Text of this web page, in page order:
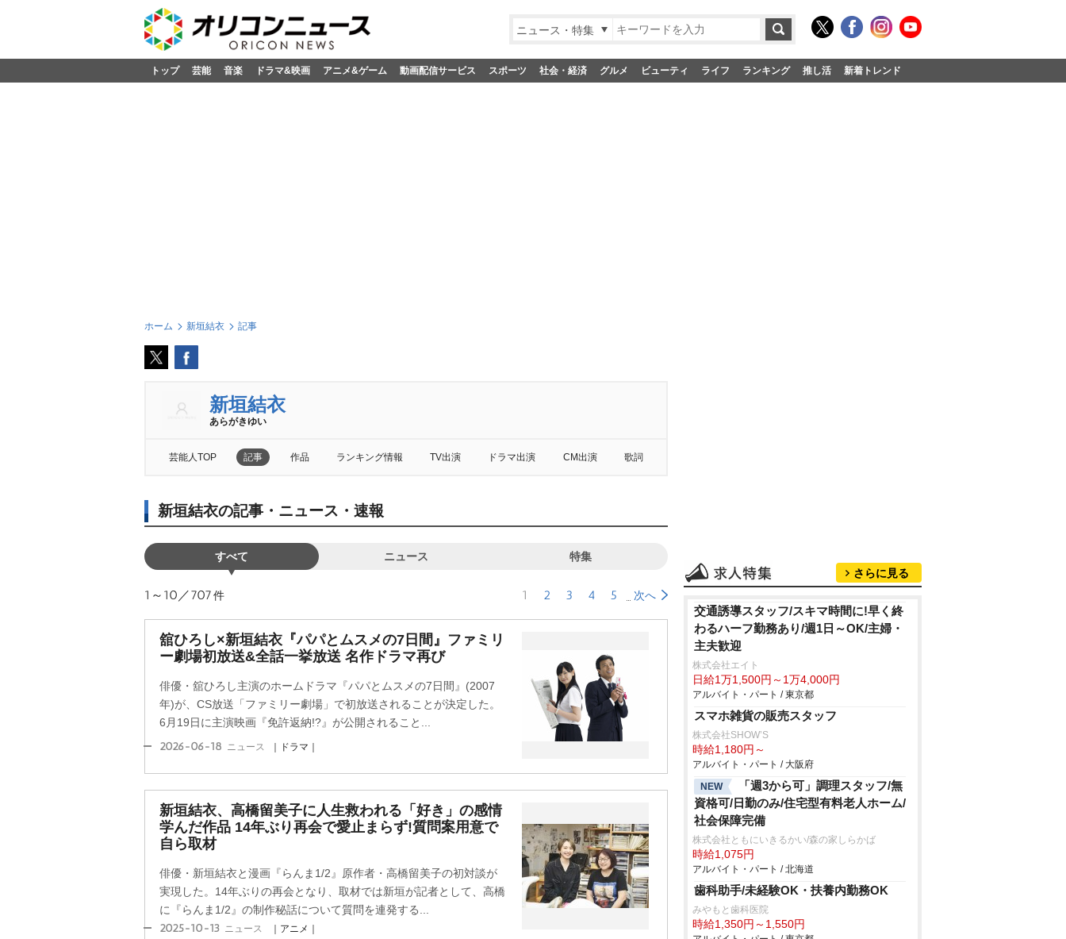
ニュース・特集
トップ 芸能 音楽 ドラマ&映画 アニメ&ゲーム 動画配信サービス スポーツ 社会・経済 グルメ ビューティ ライフ ランキング 推し活 新着トレンド
ホーム 新垣結衣 記事
新垣結衣
あらがきゆい
芸能人TOP 記事 作品 ランキング情報 TV出演 ドラマ出演 CM出演 歌詞
新垣結衣の記事・ニュース・速報
すべて ニュース 特集
1～10／707件 1 2 3 4 5 次へ
舘ひろし×新垣結衣『パパとムスメの7日間』ファミリ
ー劇場初放送&全話一挙放送 名作ドラマ再び
俳優・舘ひろし主演のホームドラマ『パパとムスメの7日間』(2007
年)が、CS放送「ファミリー劇場」で初放送されることが決定した。
6月19日に主演映画『免許返納!?』が公開されること...
2026-06-18 ニュース ｜ドラマ｜
新垣結衣、高橋留美子に人生救われる「好き」の感情
学んだ作品 14年ぶり再会で愛止まらず!質問案用意で
自ら取材
俳優・新垣結衣と漫画『らんま1/2』原作者・高橋留美子の初対談が
実現した。14年ぶりの再会となり、取材では新垣が記者として、高橋
に『らんま1/2』の制作秘話について質問を連発する...
2025-10-13 ニュース ｜アニメ｜
さらに見る
交通誘導スタッフ/スキマ時間に!早く終
わるハーフ勤務あり/週1日～OK/主婦・
主夫歓迎
株式会社エイト
日給1万1,500円～1万4,000円
アルバイト・パート / 東京都
スマホ雑貨の販売スタッフ
株式会社SHOW’S
時給1,180円～
アルバイト・パート / 大阪府
NEW
「週3から可」調理スタッフ/無
資格可/日勤のみ/住宅型有料老人ホーム/
社会保障完備
株式会社ともにいきるかい/森の家しらかば
時給1,075円
アルバイト・パート / 北海道
歯科助手/未経験OK・扶養内勤務OK
みやもと歯科医院
時給1,350円～1,550円